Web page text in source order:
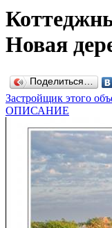
Новая
Поделиться…
Застройщик этого
ОПИСАНИЕ